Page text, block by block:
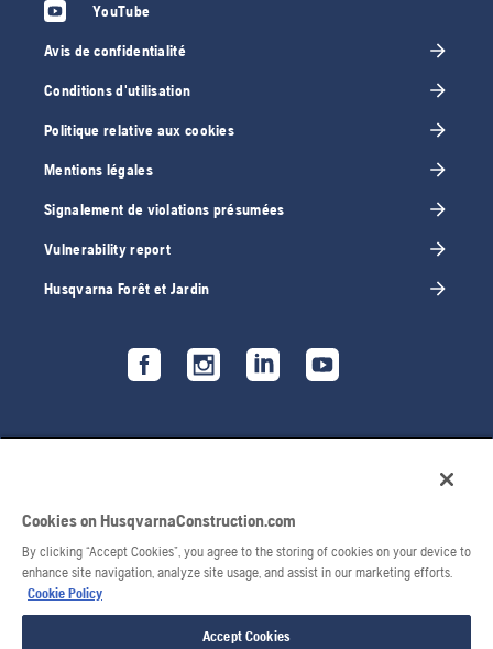
YouTube
Avis de confidentialité
Conditions d'utilisation
Politique relative aux cookies
Mentions légales
Signalement de violations présumées
Vulnerability report
Husqvarna Forêt et Jardin
© 2026 Husqvarna AB. Tous droits réservés.
Cookies on HusqvarnaConstruction.com
By clicking “Accept Cookies”, you agree to the storing of cookies on your device to
enhance site navigation, analyze site usage, and assist in our marketing efforts.
Cookie Policy
Accept Cookies